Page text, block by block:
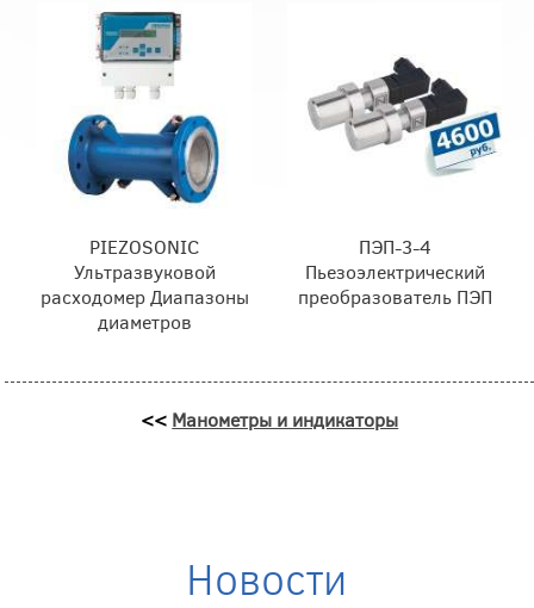
PIEZOSONIC
Ультразвуковой
расходомер Диапазоны
диаметров
ПЭП-3-4
Пьезоэлектрический
преобразователь ПЭП
<< Манометры и индикаторы
Новости